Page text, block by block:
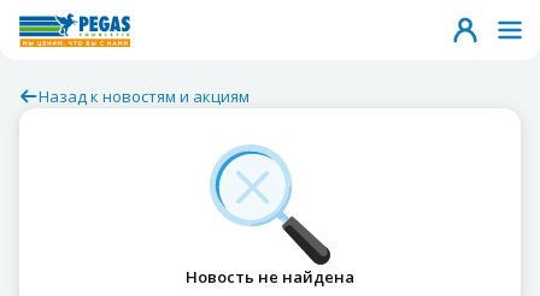
Назад к новостям и акциям
Новость не найдена